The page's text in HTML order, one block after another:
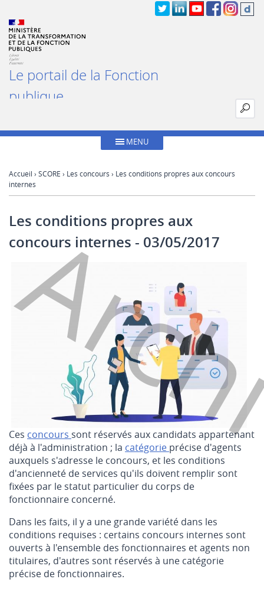
Le portail de la Fonction
publique
MENU
Accueil › SCORE › Les concours › Les conditions propres aux concours
internes
Les conditions propres aux
concours internes - 03/05/2017
Ces concours sont réservés aux candidats appartenant
déjà à l'administration ; la catégorie précise d'agents
auxquels s'adresse le concours, et les conditions
d'ancienneté de services qu'ils doivent remplir sont
fixées par le statut particulier du corps de
fonctionnaire concerné.
Dans les faits, il y a une grande variété dans les
conditions requises : certains concours internes sont
ouverts à l'ensemble des fonctionnaires et agents non
titulaires, d'autres sont réservés à une catégorie
précise de fonctionnaires.